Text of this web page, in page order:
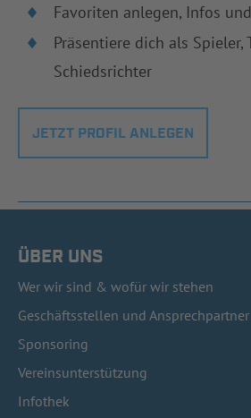
Favoriten anlegen, Infos
Präsentiere dich als Spieler,
Schiedsrichter
JETZT PROFIL ANLEGEN
ÜBER UNS
Wer wir sind & wofür wir stehen
Geschäftsstellen und Ansprechpartner
Sponsoring
Vereinsunterstützung
Infothek